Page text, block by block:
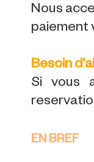
Nous
paiement
Besoin
Si vous
EN BREF